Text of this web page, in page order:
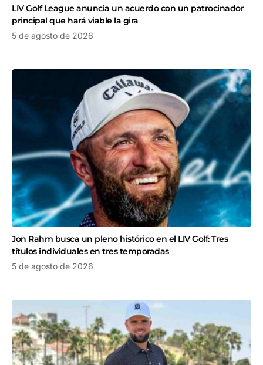
LIV Golf League anuncia un acuerdo con un patrocinador
principal que hará viable la gira
5 de agosto de 2026
Jon Rahm busca un pleno histórico en el LIV Golf: Tres
títulos individuales en tres temporadas
5 de agosto de 2026